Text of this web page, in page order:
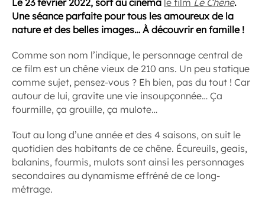
Le 23 février 2022, sort au cinéma le film Le Chêne.
Une séance parfaite pour tous les amoureux de la
nature et des belles images… À découvrir en famille !
Comme son nom l’indique, le personnage central de
ce film est un chêne vieux de 210 ans. Un peu statique
comme sujet, pensez-vous ? Eh bien, pas du tout ! Car
autour de lui, gravite une vie insoupçonnée… Ça
fourmille, ça grouille, ça mulote…
Tout au long d’une année et des 4 saisons, on suit le
quotidien des habitants de ce chêne. Écureuils, geais,
balanins, fourmis, mulots sont ainsi les personnages
secondaires au dynamisme effréné de ce long-
métrage.